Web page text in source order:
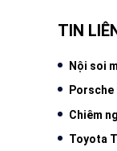
TIN
Nội soi
Chiêm
Toyota